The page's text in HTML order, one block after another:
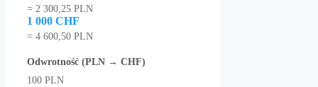
= 2 300,25 PLN
1 000 CHF
= 4 600,50 PLN
Odwrotność (PLN → CHF)
100 PLN